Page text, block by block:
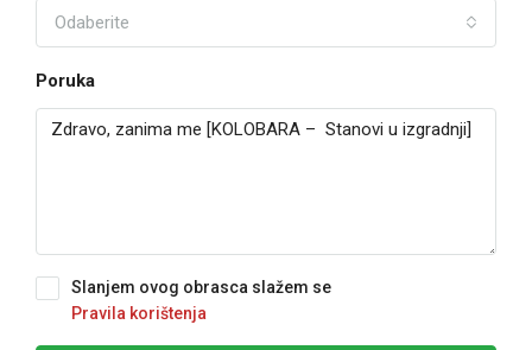
Odaberite
Poruka
Slanjem ovog obrasca slažem se
Pravila korištenja